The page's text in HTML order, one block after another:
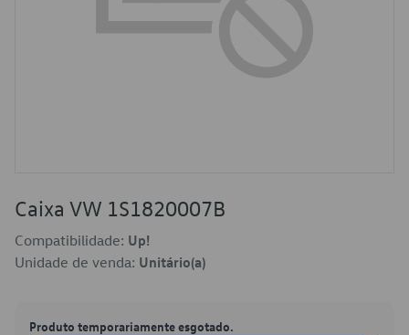
Caixa VW 1S1820007B
Compatibilidade: Up!
Unidade de venda: Unitário(a)
Produto temporariamente esgotado.